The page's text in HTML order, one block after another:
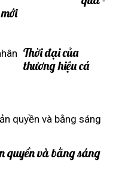
Thời đại của
thương hiệu cá
quyền và bằng sáng